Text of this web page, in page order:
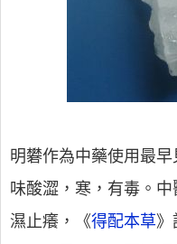
明礬作為中藥使用最早
味酸澀，寒，有毒。
濕止癢，《得配本草》